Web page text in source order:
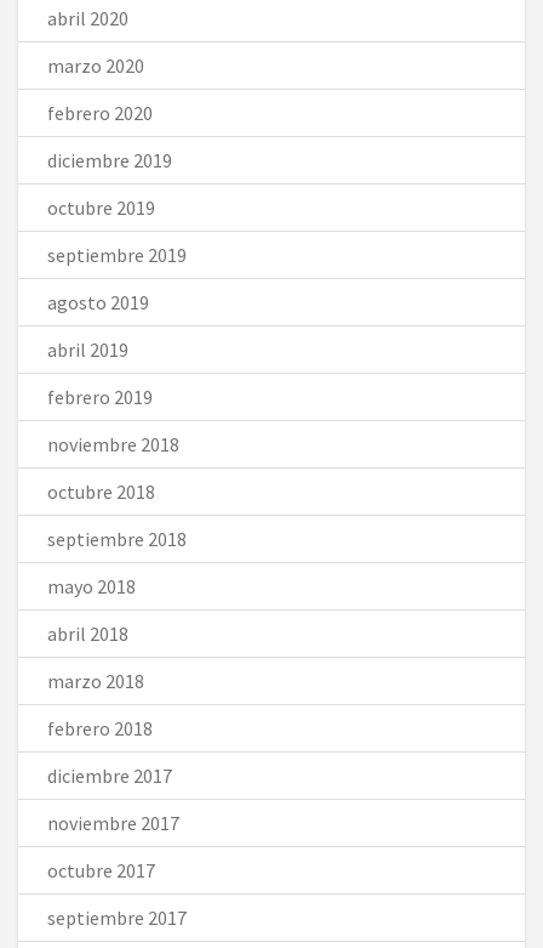
abril 2020
marzo 2020
febrero 2020
diciembre 2019
octubre 2019
septiembre 2019
agosto 2019
abril 2019
febrero 2019
noviembre 2018
octubre 2018
septiembre 2018
mayo 2018
abril 2018
marzo 2018
febrero 2018
diciembre 2017
noviembre 2017
octubre 2017
septiembre 2017